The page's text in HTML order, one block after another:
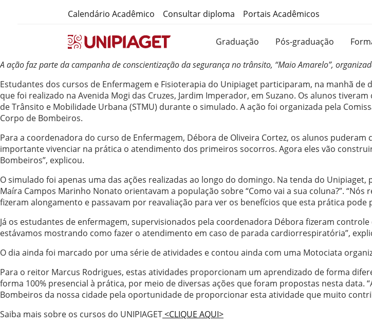
Calendário Acadêmico Consultar diploma Portais Acadêmicos
Graduação Pós-graduação
A ação faz parte da campanha de conscientização da segurança no trânsito, “Maio Amarelo”,
Estudantes dos cursos de Enfermagem e Fisioterapia do Unipiaget participaram, na manhã
que foi realizado na Avenida Mogi das Cruzes, Jardim Imperador, em Suzano. Os alunos
de Trânsito e Mobilidade Urbana (STMU) durante o simulado. A ação foi organizada pela
Corpo de Bombeiros.
Para a coordenadora do curso de Enfermagem, Débora de Oliveira Cortez, os alunos
importante vivenciar na prática o atendimento dos primeiros socorros. Agora eles vão
Bombeiros”, explicou.
O simulado foi apenas uma das ações realizadas ao longo do domingo. Na tenda do
Maíra Campos Marinho Nonato orientavam a população sobre “Como vai a sua coluna?”.
fizeram alongamento e passavam por reavaliação para ver os benefícios que esta prática
Já os estudantes de enfermagem, supervisionados pela coordenadora Débora fizeram
estávamos mostrando como fazer o atendimento em caso de parada cardiorrespiratória”,
O dia ainda foi marcado por uma série de atividades e contou ainda com uma Motociata
Para o reitor Marcus Rodrigues, estas atividades proporcionam um aprendizado de forma
forma 100% presencial à prática, por meio de diversas ações que foram propostas nesta
Bombeiros da nossa cidade pela oportunidade de proporcionar esta atividade que muito
Saiba mais sobre os cursos do UNIPIAGET<CLIQUE AQUI>